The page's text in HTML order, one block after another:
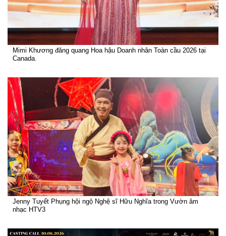
Mimi Khương đăng quang Hoa hậu Doanh nhân Toàn cầu 2026 tại
Canada.
Jenny Tuyết Phụng hội ngộ Nghệ sĩ Hữu Nghĩa trong Vườn âm
nhạc HTV3